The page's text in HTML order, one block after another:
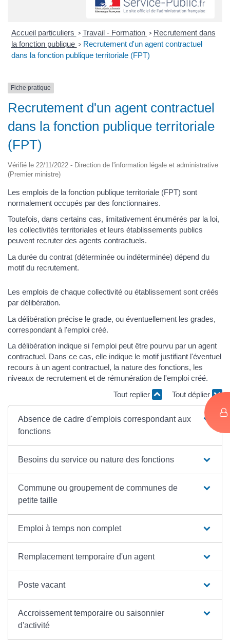
Accueil particuliers > Travail - Formation > Recrutement dans
la fonction publique > Recrutement d'un agent contractuel
dans la fonction publique territoriale (FPT)
Fiche pratique
Recrutement d'un agent contractuel
dans la fonction publique territoriale
(FPT)
Vérifié le 22/11/2022 - Direction de l'information légale et administrative
(Premier ministre)
Les emplois de la fonction publique territoriale (FPT) sont
normalement occupés par des fonctionnaires.
Toutefois, dans certains cas, limitativement énumérés par la loi,
les collectivités territoriales et leurs établissements publics
peuvent recruter des agents contractuels.
La durée du contrat (déterminée ou indéterminée) dépend du
motif du recrutement.
Les emplois de chaque collectivité ou établissement sont créés
par délibération.
La délibération précise le grade, ou éventuellement les grades,
correspondant à l'emploi créé.
La délibération indique si l'emploi peut être pourvu par un agent
contractuel. Dans ce cas, elle indique le motif justifiant l'éventuel
recours à un agent contractuel, la nature des fonctions, les
niveaux de recrutement et de rémunération de l'emploi créé.
Tout replier
Tout déplier
Absence de cadre d'emplois correspondant aux
fonctions
Besoins du service ou nature des fonctions
Commune ou groupement de communes de
petite taille
Emploi à temps non complet
Remplacement temporaire d'un agent
Poste vacant
Accroissement temporaire ou saisonnier
d'activité